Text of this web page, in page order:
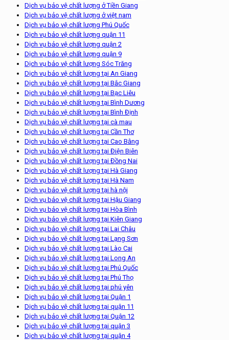
Dịch vụ bảo vệ chất lượng ở Tiền Giang
Dịch vụ bảo vệ chất lượng ở việt nam
Dịch vụ bảo vệ chất lượng Phú Quốc
Dịch vụ bảo vệ chất lượng quận 11
Dịch vụ bảo vệ chất lượng quận 2
Dịch vụ bảo vệ chất lượng quận 9
Dịch vụ bảo vệ chất lượng Sóc Trăng
Dịch vụ bảo vệ chất lượng tại An Giang
Dịch vụ bảo vệ chất lượng tại Bắc Giang
Dịch vụ bảo vệ chất lượng tại Bạc Liêu
Dịch vụ bảo vệ chất lượng tại Bình Dương
Dịch vụ bảo vệ chất lượng tại Bình Định
Dịch vụ bảo vệ chất lượng tại cà mau
Dịch vụ bảo vệ chất lượng tại Cần Thơ
Dịch vụ bảo vệ chất lượng tại Cao Bằng
Dịch vụ bảo vệ chất lượng tại Điện Biên
Dịch vụ bảo vệ chất lượng tại Đồng Nai
Dịch vụ bảo vệ chất lượng tại Hà Giang
Dịch vụ bảo vệ chất lượng tại Hà Nam
Dịch vụ bảo vệ chất lượng tại hà nội
Dịch vụ bảo vệ chất lượng tại Hậu Giang
Dịch vụ bảo vệ chất lượng tại Hòa Bình
Dịch vụ bảo vệ chất lượng tại Kiên Giang
Dịch vụ bảo vệ chất lượng tại Lai Châu
Dịch vụ bảo vệ chất lượng tại Lạng Sơn
Dịch vụ bảo vệ chất lượng tại Lào Cai
Dịch vụ bảo vệ chất lượng tại Long An
Dịch vụ bảo vệ chất lượng tại Phú Quốc
Dịch vụ bảo vệ chất lượng tại Phú Thọ
Dịch vụ bảo vệ chất lượng tại phú yên
Dịch vụ bảo vệ chất lượng tại Quận 1
Dịch vụ bảo vệ chất lượng tại quận 11
Dịch vụ bảo vệ chất lượng tại Quận 12
Dịch vụ bảo vệ chất lượng tại quận 3
Dịch vụ bảo vệ chất lượng tại quận 4